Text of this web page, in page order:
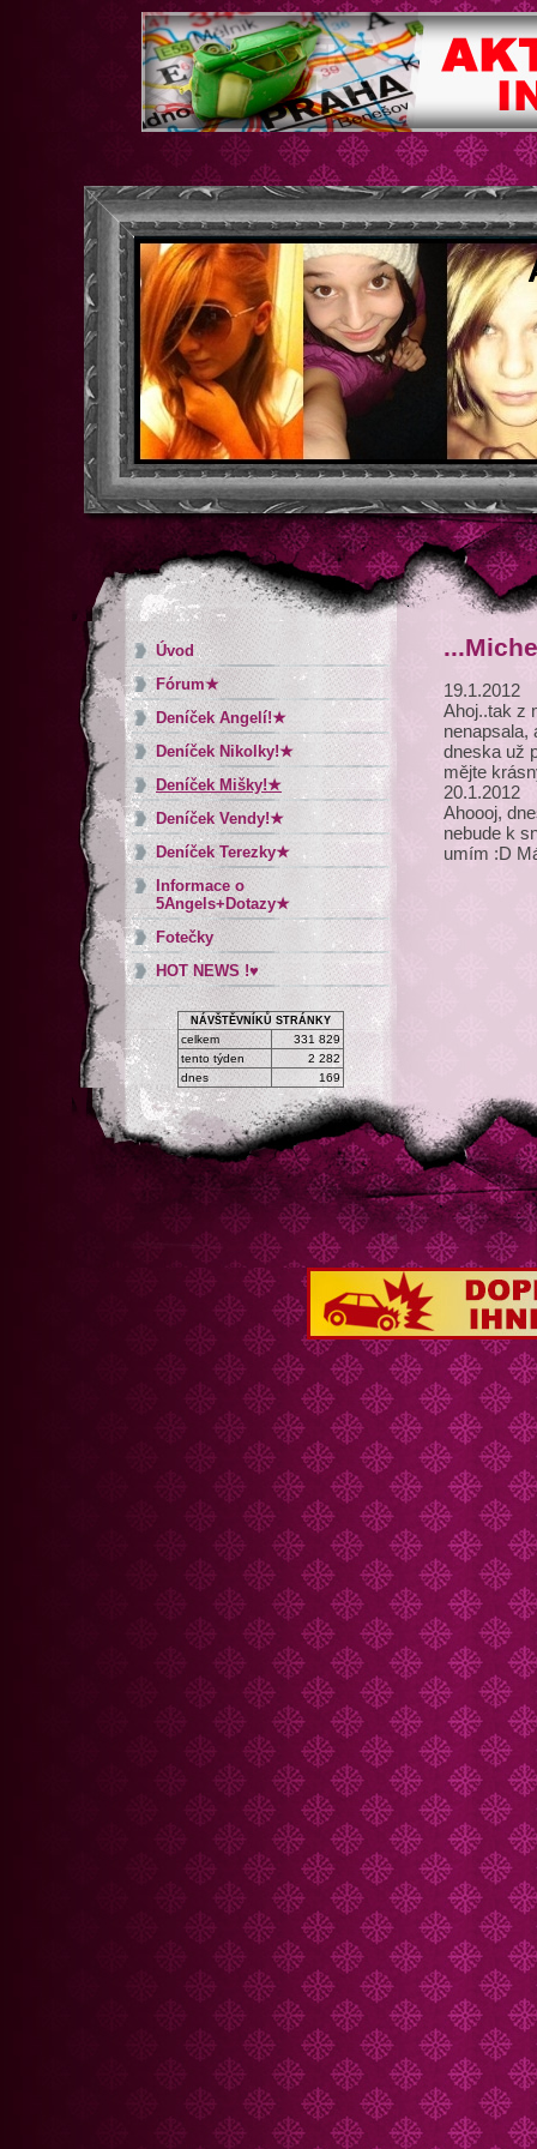
19.1.2012
Ahoj..tak z
nenapsala,
dneska už
mějte
20.1.2012
Ahoooj,
nebude k
umím :D
Úvod
Fórum★
Deníček Angelí!★
Deníček Nikolky!★
Deníček Mišky!★
Deníček Vendy!★
Deníček Terezky★
Informace o
5Angels+Dotazy★
Fotečky
HOT NEWS !♥
NÁVŠTĚVNÍKŮ STRÁNKY
celkem
331 829
tento týden
2 282
dnes
169